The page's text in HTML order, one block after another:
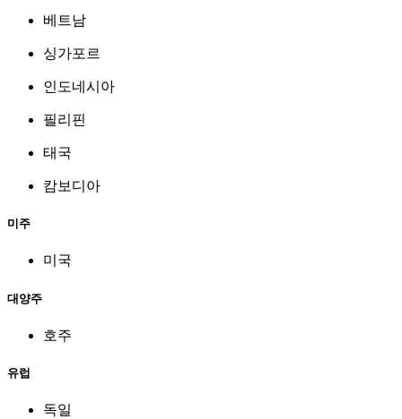
베트남
싱가포르
인도네시아
필리핀
태국
캄보디아
미주
미국
대양주
호주
유럽
독일